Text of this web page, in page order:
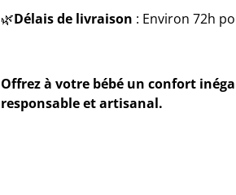
🌿Délais de livraison : Environ 72h
Offrez à votre bébé un confort
responsable et artisanal.